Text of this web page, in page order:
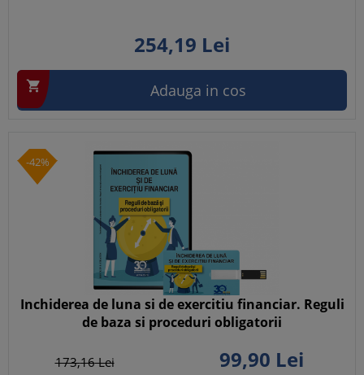
254,19 Lei
 Adauga in cos
-42%
Inchiderea de luna si de exercitiu financiar. Reguli
de baza si proceduri obligatorii
173,16Lei 99,90 Lei